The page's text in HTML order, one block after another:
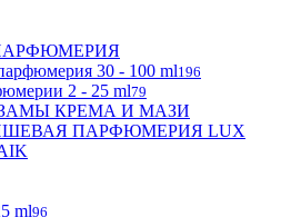
30 - 100 ml196
2 - 25 ml79
КРЕМА И МАЗИ
ПАРФЮМЕРИЯ LUX
ml96